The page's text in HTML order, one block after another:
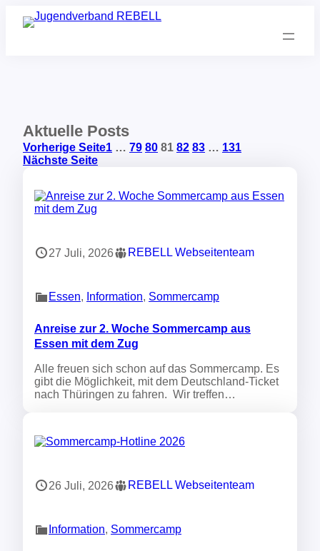
Inhalt
Aktuelle Posts
Vorherige Seite1 … 79 80 81 82 83 … 131
Nächste Seite
27 Juli, 2026 REBELL Webseitenteam
Essen, Information, Sommercamp
Anreise zur 2. Woche Sommercamp aus
Essen mit dem Zug
Alle freuen sich schon auf das Sommercamp. Es
gibt die Möglichkeit, mit dem Deutschland-Ticket
nach Thüringen zu fahren. Wir treffen…
26 Juli, 2026 REBELL Webseitenteam
Information, Sommercamp